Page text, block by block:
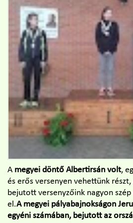
A megyei döntő Albertirsán volt,
és erős versenyen vehettünk
bejutott versenyzőink nagyon
el.A megyei pályabajnokságon
egyéni számában, bejutott az